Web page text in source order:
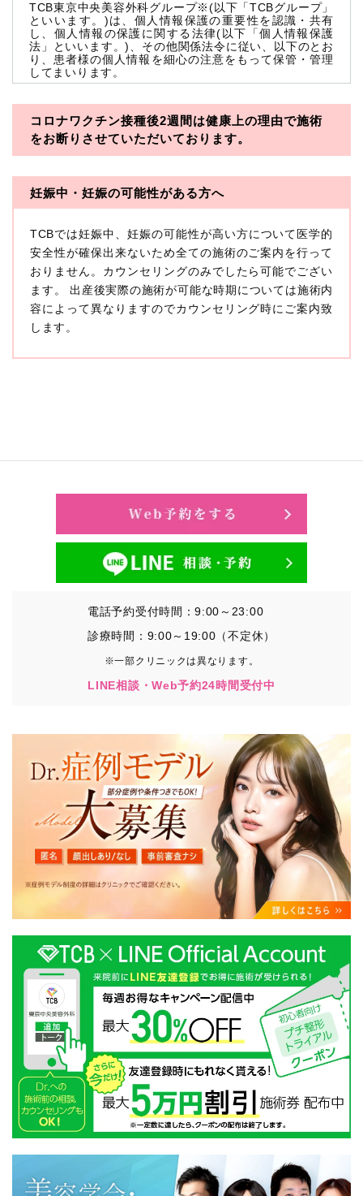
TCB東京中央美容外科グループ※(以下「TCBグループ」
といいます。)は、個人情報保護の重要性を認識・共有
し、個人情報の保護に関する法律(以下「個人情報保護
法」といいます。)、その他関係法令に従い、以下のとお
り、患者様の個人情報を細心の注意をもって保管・管理
してまいります。
※TCBグループとは以下を総称していいます。
・一般社団法人メディカルアライアンス
・医療法人社団創彩会
本プライバシーポリシーにおいて「個人情報」とは、生
存する個人に関する情報であって、当該情報に含まれる
氏名、生年月日その他の記述等により特定の個人を識別
できるもの又は個人識別符号（個人情報保護委員会の政
令に準じます。）が含まれるものをいいます。
収集した患者様に関する情報には、単独のままでは特定
の個人を識別できない情報もありますが、他の情報と組
み合わせることにより特定の個人を識別できる場合、か
に扱うものとします。
①TCBグループが患者様から取得する情報
・その他、特定の個人を識別することができる情報
②TCBグループが各種サービスの利用に関連して取得す
日時、閲覧履歴等に関連する情報
（これには、Cookie情報、アクセスログ等の利用状況に
関する情報を含みます。）
③TCBグループが第三者から間接的に収集する情報
患者様の同意を得た上で、以下の情報をパブリックDMP
・患者様の閲覧履歴、端末等の情報
【利用目的】
TCBグループは取得情報を以下の目的で利用いたしま
す。
・クリニックの来院予約、医療サービスの提供、医療関
連商品の販売、アフターケア対応、これらに付随する諸
対応等のサービス提供のため
・医療サービスの提供に関する他の医療機関、検査機関
及び研究機関との連携のため
・サービス向上を目的とした医療サービス・販売する医
療関連商品に関する患者様へのアンケートの送受信及び
これに付随する諸対応のため
・Cookie等の技術を用いたアクセス履歴、閲覧記録等に
関する情報の収集、分析
・閲覧記録等から趣味・嗜好を分析した情報を使用して
の広告に利用するため
・お問い合わせ又はご意見の内容確認及びその対応のた
め
・患者様のサービス利用状況の分析及び症例研究のため
・広告、宣伝、マーケティングのため
コロナワクチン接種後2週間は健康上の理由で施術
をお断りさせていただいております。
妊娠中・妊娠の可能性がある方へ
TCBでは妊娠中、妊娠の可能性が高い方について医学的
安全性が確保出来ないため全ての施術のご案内を行って
おりません。カウンセリングのみでしたら可能でござい
ます。 出産後実際の施術が可能な時期については施術内
容によって異なりますのでカウンセリング時にご案内致
します。
電話予約受付時間：9:00～23:00
診療時間：9:00～19:00（不定休）
※一部クリニックは異なります。
LINE相談・Web予約24時間受付中